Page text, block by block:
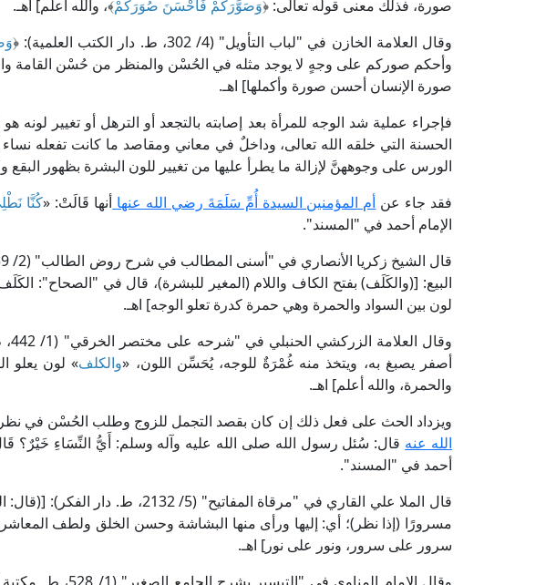
صورة، فذلك معنى قوله تعالى: ﴿وَصَوَّرَكُمْ فَأَحْسَنَ صُوَرَكُمْ﴾، واللَّه أعلم] اهـ.
وقال العلامة الخازن في "لباب التأويل" (4/ 302، ط. دار الكتب العلمية): ﴿
وأحكم صوركم على وجهٍ لا يوجد مثله في الحُسْن والمنظر من حُسْن القامة
صورة الإنسان أحسن صورة وأكملها] اهـ.
فإجراء عملية شد الوجه للمرأة بعد إصابته بالتجعد أو الترهل أو تغيير
الحسنة التي خلقه الله تعالى، وداخلٌ في معاني ومقاصد ما كانت تفعله
الورس على وجوههنَّ لإزالة ما يطرأ عليها من تغيير للون البشرة بظهور البقع
فقد جاء عن أم المؤمنين السيدة أُمِّ سَلَمَةَ رضي الله عنها أنها قَالَتْ: «كُنَّا
الإمام أحمد في "المسند".
البيع: [(والكَلَف) بفتح الكاف واللام (المغير للبشرة)، قال في "الصحاح":
لون بين السواد والحمرة وهي حمرة كدرة تعلو الوجه] اهـ.
أصفر يصبغ به، ويتخذ منه غُمْرَةٌ للوجه، يُحَسِّن اللون، «والكلف» لون يعلو
والحمرة، والله أعلم] اهـ.
ويزداد الحث على فعل ذلك إن كان بقصد التجمل للزوج وطلب الحُسْن في
الله عنه قال: سُئل رسول الله صلى الله عليه وآله وسلم: أَيُّ النِّسَاءِ خَيْرٌ؟
أحمد في "المسند".
قال الملا علي القاري في "مرقاة
مسرورًا (إذا نظر)؛ أي: إليها ورأى منها البشاشة وحسن الخلق ولطف
سرور على سرور، ونور على نور] اهـ.